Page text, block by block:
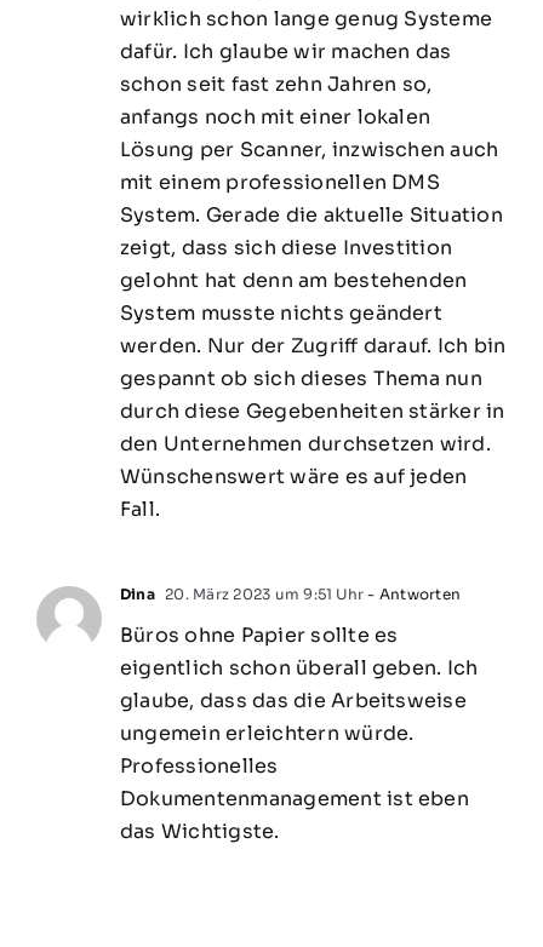
wirklich schon lange genug Systeme
dafür. Ich glaube wir machen das
schon seit fast zehn Jahren so,
anfangs noch mit einer lokalen
Lösung per Scanner, inzwischen auch
mit einem professionellen DMS
System. Gerade die aktuelle Situation
zeigt, dass sich diese Investition
gelohnt hat denn am bestehenden
System musste nichts geändert
werden. Nur der Zugriff darauf. Ich bin
gespannt ob sich dieses Thema nun
durch diese Gegebenheiten stärker in
den Unternehmen durchsetzen wird.
Wünschenswert wäre es auf jeden
Fall.
Dina 20. März 2023 um 9:51 Uhr - Antworten
Büros ohne Papier sollte es
eigentlich schon überall geben. Ich
glaube, dass das die Arbeitsweise
ungemein erleichtern würde.
Professionelles
Dokumentenmanagement ist eben
das Wichtigste.